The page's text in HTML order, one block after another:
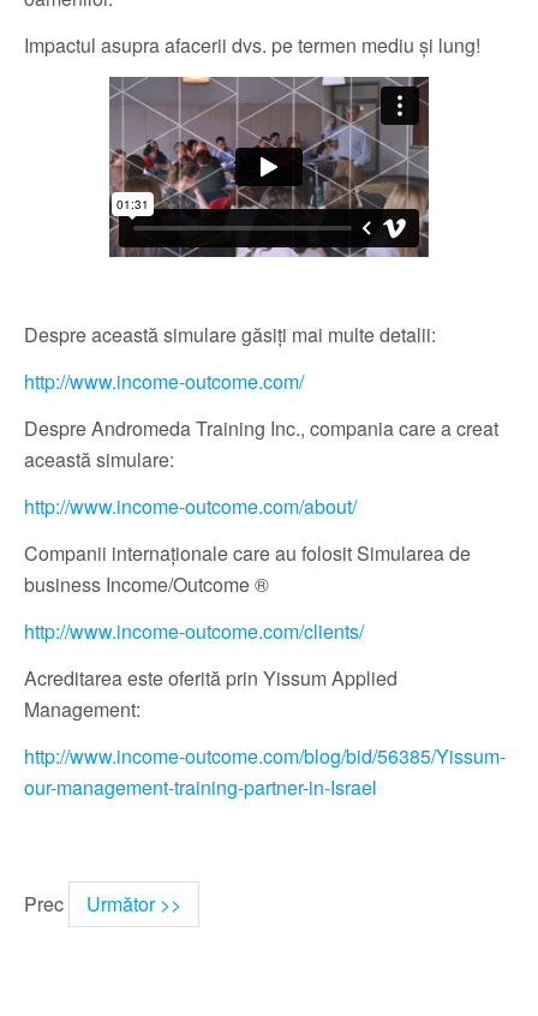
Impactul asupra afacerii dvs. pe termen mediu și lung!
Despre această simulare găsiți mai multe detalii:
http://www.income-outcome.com/
Despre Andromeda Training Inc., compania care a creat
această simulare:
http://www.income-outcome.com/about/
Companii internaționale care au folosit Simularea de
business Income/Outcome ®
http://www.income-outcome.com/clients/
Acreditarea este oferită prin Yissum Applied
Management:
http://www.income-outcome.com/blog/bid/56385/Yissum-
our-management-training-partner-in-Israel
Prec Următor >>